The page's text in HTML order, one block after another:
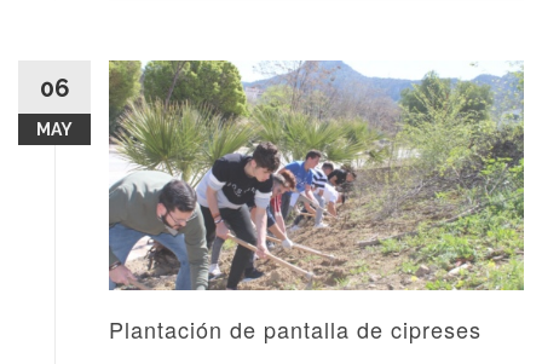
06
MAY
Plantación de pantalla de cipreses